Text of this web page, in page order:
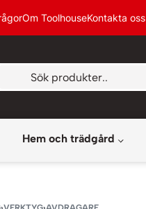
Om ToolhouseKontakta oss
Hem och trädgård